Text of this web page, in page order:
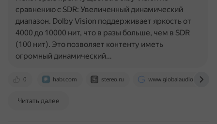
0 habr.com stereo.ru www.globalaudio.ru
сравнению с SDR: Увеличенный динамический
диапазон. Dolby Vision поддерживает яркость от
4000 до 10000 нит, что в разы больше, чем в SDR
(100 нит). Это позволяет контенту иметь
огромный динамический…
Читать далее